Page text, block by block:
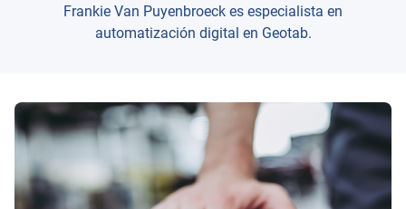
Frankie Van Puyenbroeck es especialista en
automatización digital en Geotab.